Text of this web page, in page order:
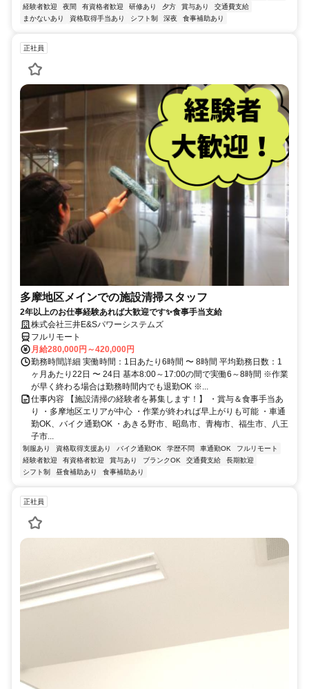
経験者歓迎 夜間 有資格者歓迎 研修あり 夕方 賞与あり
交通費支給
まかないあり
資格取得手当あり シフト制 深夜 食事補助あり
正社員
多摩地区メインでの施設清掃スタッフ
2年以上のお仕事経験あれば大歓迎です✨食事手当支給
株式会社三井E&Sパワーシステムズ
フルリモート
月給280,000円～420,000円
勤務時間詳細 実働時間：1日あたり6時間 〜 8時間 平均勤務日数：1
ヶ月あたり22日 〜 24日 基本8:00～17:00の間で実働6～8時間 ※作業
が早く終わる場合は勤務時間内でも退勤OK ※...
仕事内容 【施設清掃の経験者を募集します！】 ・賞与＆食事手当あ
り ・多摩地区エリアが中心 ・作業が終われば早上がりも可能 ・車通
勤OK、バイク通勤OK ・あきる野市、昭島市、青梅市、福生市、八王
子市...
制服あり 資格取得支援あり バイク通勤OK 学歴不問 車通勤OK
フルリモート
経験者歓迎
有資格者歓迎 賞与あり ブランクOK 交通費支給
長期歓迎
シフト制
昼食補助あり 食事補助あり
正社員